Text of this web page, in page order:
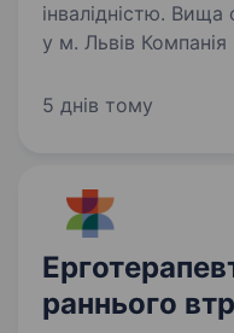
інвалідністю. Вища освіта.
у м. Львів Компанія «Галичина, центр
дружню та
5 днів тому
раннього